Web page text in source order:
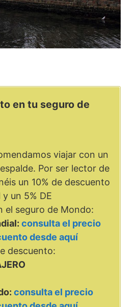
en tu seguro de
viajar con un
Por ser lector de
un 10% de descuento
un 5% DE
el seguro de Mondo:
consulta el precio
desde aquí
descuento:
consulta el precio